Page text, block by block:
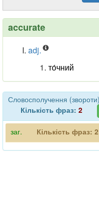
accurate
adj.
то́чний
Словосполучення
Кількість фраз: 2
заг. Кількість фраз: 2